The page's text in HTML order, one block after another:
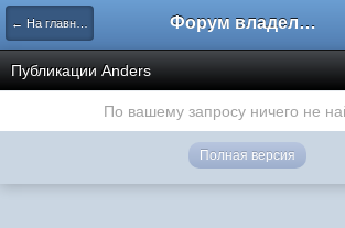
← На главную Форум владельцев интернет-магазинов
Публикации Anders
По вашему запросу ничего не
Полная версия